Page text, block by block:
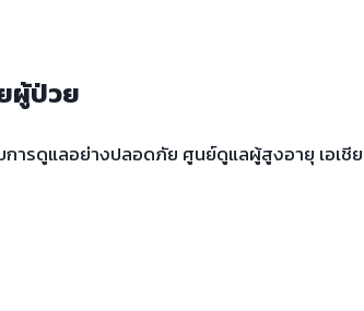
ผู้ป่วย
ารดูแลอย่างปลอดภัย ศูนย์ดูแลผู้สูงอายุ เอเ